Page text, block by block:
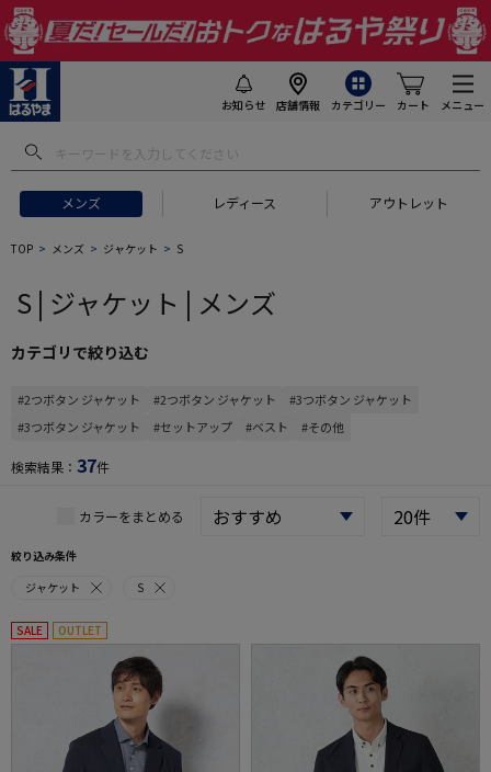
お知らせ 店舗情報 カテゴリー カート メニュー
メンズ レディース アウトレット
フトにおすすめ #セットアップ スーツ
TOP メンズ ジャケット S
S | ジャケット | メンズ
カテゴリで絞り込む
#2つボタン ジャケット #2つボタン ジャケット
#3つボタン ジャケット
#3つボタン ジャケット
#セットアップ #ベスト #その他
検索結果： 37件
カラーをまとめる
絞り込み条件
ジャケット
S
SALE OUTLET